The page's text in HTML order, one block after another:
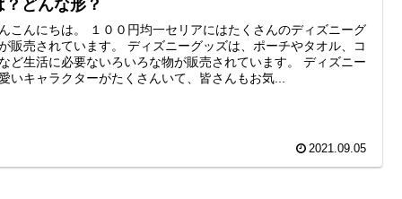
？どんな形？
こんにちは。 １００円均一セリアにはたくさんのディズニーグ
販売されています。 ディズニーグッズは、ポーチやタオル、コ
ど生活に必要ないろいろな物が販売されています。 ディズニー
いキャラクターがたくさんいて、皆さんもお気...
2021.09.05